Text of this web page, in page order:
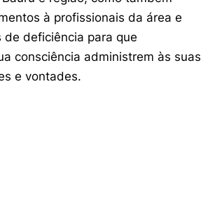
à profissionais da área e
de deficiência para que
consciência administrem às suas
e vontades.